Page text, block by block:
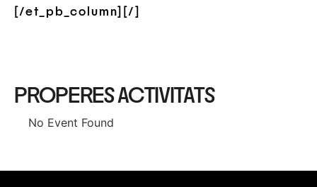
[/et_pb_column][/]
PROPERES ACTIVITATS
No Event Found